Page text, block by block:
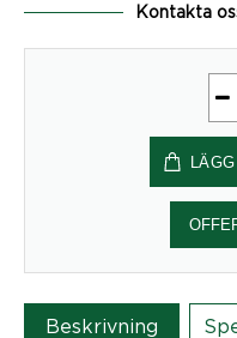
Kontakta
-
Beskrivning